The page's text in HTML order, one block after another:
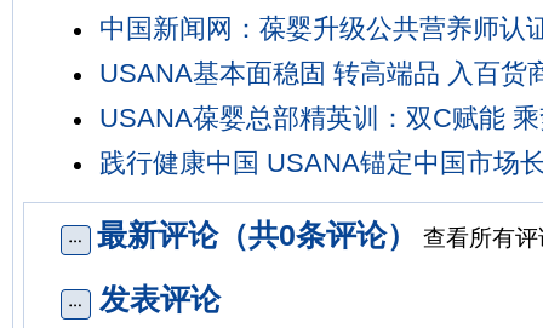
中国新闻网：葆婴升级公共营养师认
USANA基本面稳固 转高端品 入百货
USANA葆婴总部精英训：双C赋能
践行健康中国 USANA锚定中国市场
最新评论（共0条评论） 查看所有
发表评论